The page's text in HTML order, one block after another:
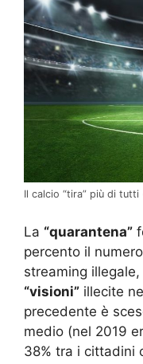
Il calcio “tira” più di
La “quarantena”
percento il
streaming
“visioni” illecite
precedente è
medio (nel 2019
38% tra i cittadini